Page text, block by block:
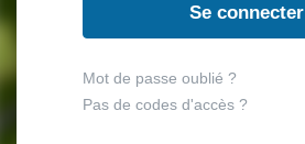
Se connecter
Mot de passe oublié ?
Pas de codes d'accès ?